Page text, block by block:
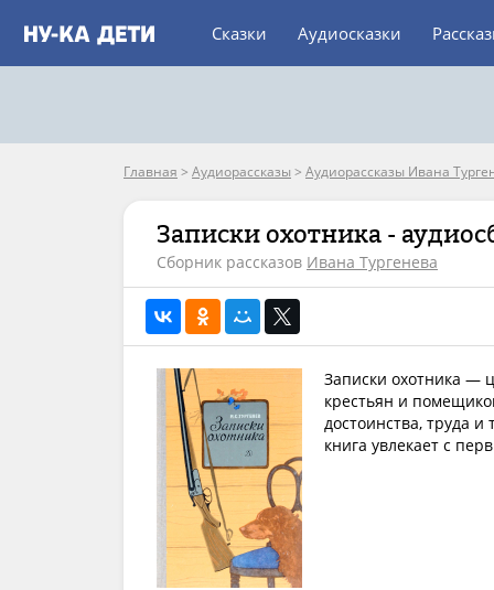
Сказки Аудиосказки
Главная > Аудиорассказы > Аудиорассказы Ивана
Записки охотника -
Сборник рассказов Ивана Тургенева
Записки охотника —
крестьян и
достоинства, труда
книга увлекает с